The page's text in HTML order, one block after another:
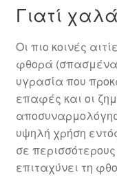
Γιατί
Οι πιο κοινές
φθορά
υγρασία που
επαφές και οι
υψηλή χρήση
σε
επιταχύνει τη